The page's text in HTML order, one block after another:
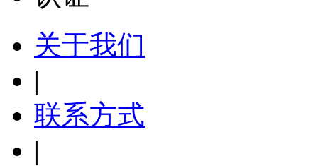
关于我们
|
联系方式
|